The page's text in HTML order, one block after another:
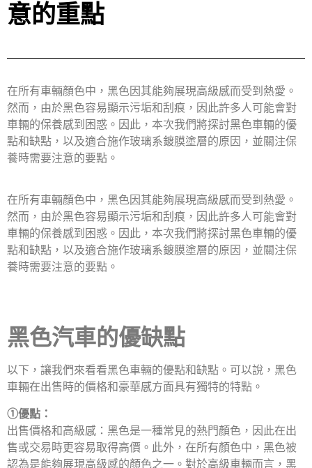
意的重點
在所有車輛顏色中，黑色因其能夠展現高級感而受到熱愛。
然而，由於黑色容易顯示污垢和刮痕，因此許多人可能會對
車輛的保養感到困惑。因此，本次我們將探討黑色車輛的優
點和缺點，以及適合施作玻璃系鍍膜塗層的原因，並關注保
養時需要注意的要點。
在所有車輛顏色中，黑色因其能夠展現高級感而受到熱愛。
然而，由於黑色容易顯示污垢和刮痕，因此許多人可能會對
車輛的保養感到困惑。因此，本次我們將探討黑色車輛的優
點和缺點，以及適合施作玻璃系鍍膜塗層的原因，並關注保
養時需要注意的要點。
黑色汽車的優缺點
以下，讓我們來看看黑色車輛的優點和缺點。可以說，黑色
車輛在出售時的價格和豪華感方面具有獨特的特點。
①優點：
出售價格和高級感：黑色是一種常見的熱門顏色，因此在出
售或交易時更容易取得高價。此外，在所有顏色中，黑色被
認為是能夠展現高級感的顏色之一。對於高級車輛而言，黑